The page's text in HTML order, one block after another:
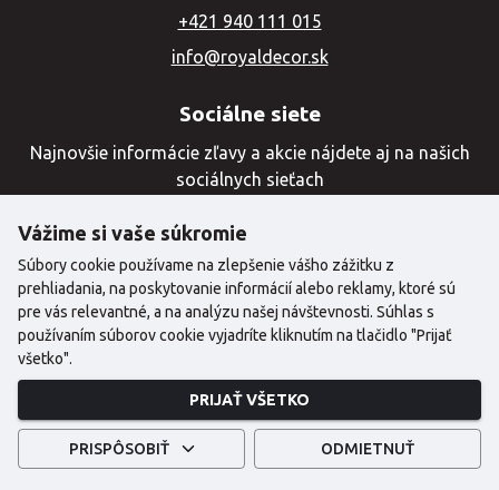
+421 940 111 015
info@royaldecor.sk
Sociálne siete
Najnovšie informácie zľavy a akcie nájdete aj na našich
sociálnych sieťach
©2024 Copyright | Royal Decor
Created with by
Vážime si vaše súkromie
Súbory cookie používame na zlepšenie vášho zážitku z
prehliadania, na poskytovanie informácií alebo reklamy, ktoré sú
pre vás relevantné, a na analýzu našej návštevnosti. Súhlas s
používaním súborov cookie vyjadríte kliknutím na tlačidlo "Prijať
všetko".
PRIJAŤ VŠETKO
PRISPÔSOBIŤ ODMIETNUŤ